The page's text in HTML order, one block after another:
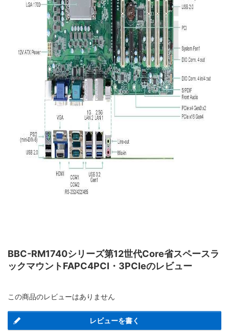
BBC-RM1740シリーズ第12世代Core省スペースラ
ックマウントFAPC4PCI・3PCIeのレビュー
この商品のレビューはありません
レビューを書く